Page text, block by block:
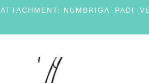
ATTACHMENT: